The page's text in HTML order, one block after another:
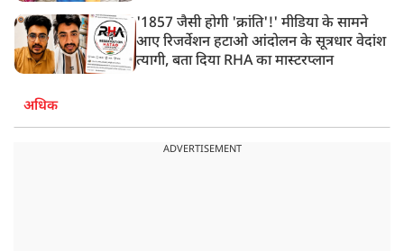
'1857 जैसी होगी 'क्रांति'!' मीडिया के सामने
आए रिजर्वेशन हटाओ आंदोलन के सूत्रधार वेदांश
त्यागी, बता दिया RHA का मास्टरप्लान
अधिक
ADVERTISEMENT